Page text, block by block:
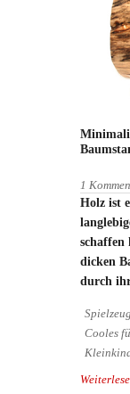
1
Holz ist
schaffen
dicken
durch
Spielzeug
Cooles